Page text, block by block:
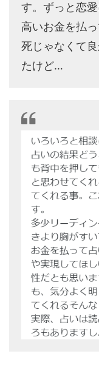
す。ずっと恋
高いお金を払
死じゃなくて
たけど…